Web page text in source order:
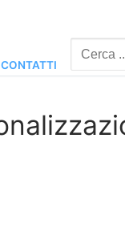
CONTATTI
Cerca: